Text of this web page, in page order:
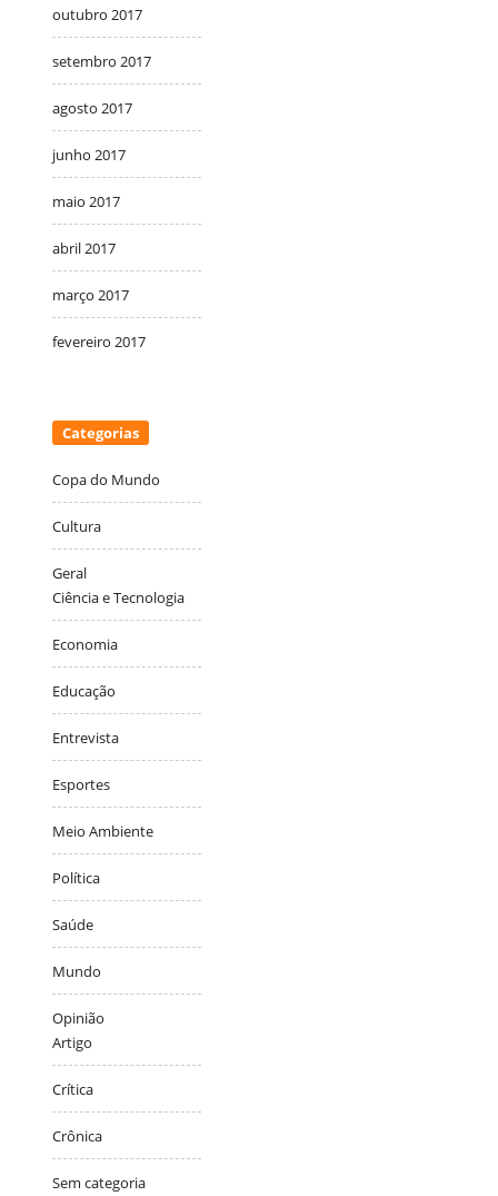
outubro 2017
setembro 2017
agosto 2017
junho 2017
maio 2017
abril 2017
março 2017
fevereiro 2017
Categorias
Copa do Mundo
Cultura
Geral
Ciência e Tecnologia
Economia
Educação
Entrevista
Esportes
Meio Ambiente
Política
Saúde
Mundo
Opinião
Artigo
Crítica
Crônica
Sem categoria